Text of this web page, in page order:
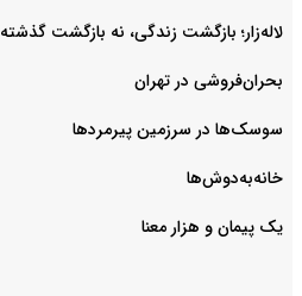
لاله‌زار؛ بازگشت زندگی، نه بازگشت گذشته
بحران‌فروشی در تهران
سوسک‌ها در سرزمین پیرمردها
خانه‌به‌دوش‌ها
یک پیمان و هزار معنا